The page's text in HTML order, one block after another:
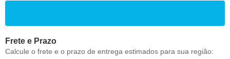
Frete e Prazo
Calcule o frete e o prazo de entrega estimados para sua região: